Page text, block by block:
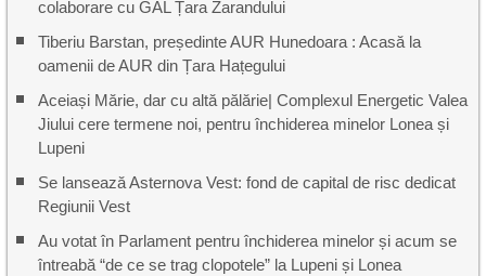
colaborare cu GAL Țara Zarandului
Tiberiu Barstan, președinte AUR Hunedoara : Acasă la
oamenii de AUR din Țara Hațegului
Aceiași Mărie, dar cu altă pălărie| Complexul Energetic Valea
Jiului cere termene noi, pentru închiderea minelor Lonea și
Lupeni
Se lansează Asternova Vest: fond de capital de risc dedicat
Regiunii Vest
Au votat în Parlament pentru închiderea minelor și acum se
întreabă “de ce se trag clopotele” la Lupeni și Lonea